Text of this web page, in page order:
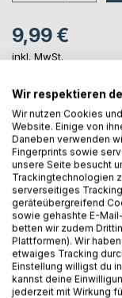
9,99 €
inkl. MwSt.
Auf die Merkliste
Titel bewerten
Wir respektieren
Wir nutzen Cookies
Website. Einige von
Daneben verwenden
Fingerprints sowie
unsere Seite besucht
Trackingtechnologien
serverseitiges
geräteübergreifend
sowie gehashte E-
betten wir zudem
Plattformen). Wir
etwaiges Tracking
Einstellung willigst du
kannst deine
jederzeit mit Wirkung